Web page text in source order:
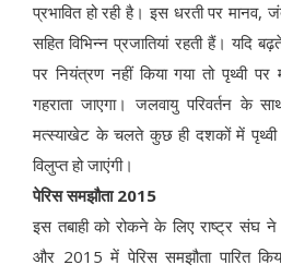
प्रभावित हो रही है। इस धरती पर मानव,
सहित विभिन्न प्रजातियां रहती हैं। यदि
पर नियंत्रण नहीं किया गया तो पृथ्वी
गहराता जाएगा। जलवायु परिवर्तन के
मत्स्याखेट के चलते कुछ ही दशकों में
विलुप्त हो जाएंगी।
पेरिस समझौता 2015
इस तबाही को रोकने के लिए राष्ट्र संघ
और 2015 में पेरिस समझौता पारित